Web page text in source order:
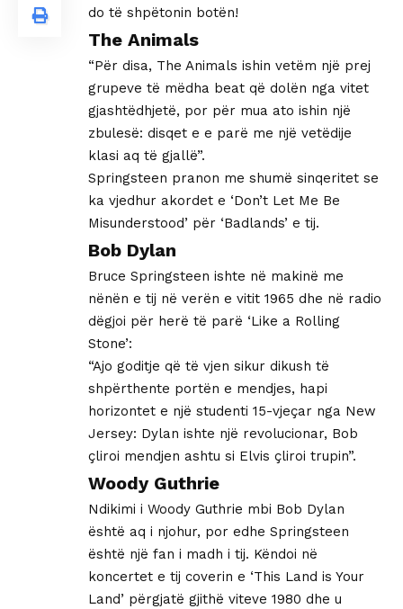
do të shpëtonin botën!
The Animals
“Për disa, The Animals ishin vetëm një prej
grupeve të mëdha beat që dolën nga vitet
gjashtëdhjetë, por për mua ato ishin një
zbulesë: disqet e e parë me një vetëdije
klasi aq të gjallë”.
Springsteen pranon me shumë sinqeritet se
ka vjedhur akordet e ‘Don’t Let Me Be
Misunderstood’ për ‘Badlands’ e tij.
Bob Dylan
Bruce Springsteen ishte në makinë me
nënën e tij në verën e vitit 1965 dhe në radio
dëgjoi për herë të parë ‘Like a Rolling
Stone’:
“Ajo goditje që të vjen sikur dikush të
shpërthente portën e mendjes, hapi
horizontet e një studenti 15-vjeçar nga New
Jersey: Dylan ishte një revolucionar, Bob
çliroi mendjen ashtu si Elvis çliroi trupin”.
Woody Guthrie
Ndikimi i Woody Guthrie mbi Bob Dylan
është aq i njohur, por edhe Springsteen
është një fan i madh i tij. Këndoi në
koncertet e tij coverin e ‘This Land is Your
Land’ përgjatë gjithë viteve 1980 dhe u